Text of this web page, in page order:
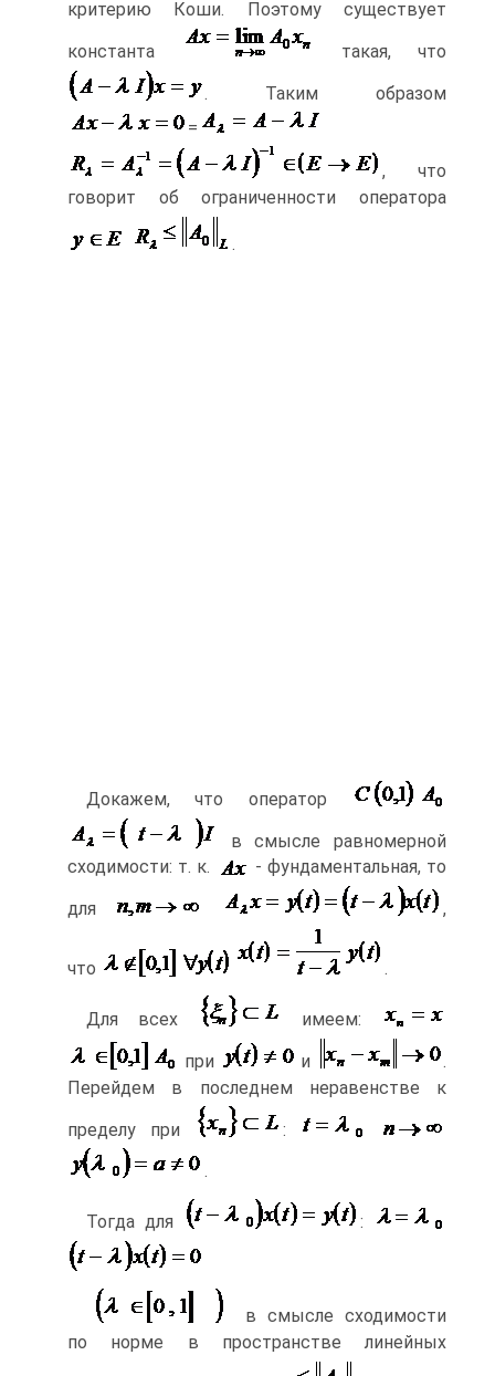
критерию Коши. Поэтому существует
константа
такая, что
. Таким образом
=
, что
говорит об ограниченности оператора
.
Докажем, что оператор
в смысле равномерной
сходимости: т. к.
- фундаментальная, то
для
,
что .
Для всех
имеем:
при
и
.
Перейдем в последнем неравенстве к
пределу при
:
.
Тогда для :
в смысле сходимости
по норме в пространстве линейных